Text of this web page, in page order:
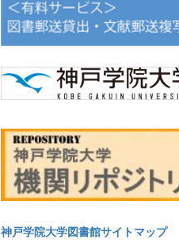
神戸学院大学図書館サイトマップ